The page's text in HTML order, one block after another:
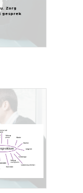
Zorg
gesprek